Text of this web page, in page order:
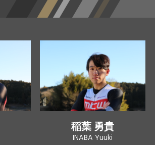
稲葉 勇貴
INABA Yuuki